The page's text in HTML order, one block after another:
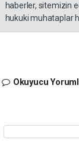
haberler, sitemizin
hukuki muhataplar
Okuyucu